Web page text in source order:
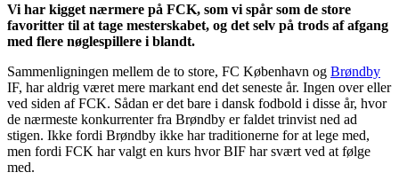
Vi har kigget nærmere på FCK, som vi spår som de store
favoritter til at tage mesterskabet, og det selv på trods af afgang
med flere nøglespillere i blandt.
Sammenligningen mellem de to store, FC København og Brøndby
IF, har aldrig været mere markant end det seneste år. Ingen over eller
ved siden af FCK. Sådan er det bare i dansk fodbold i disse år, hvor
de nærmeste konkurrenter fra Brøndby er faldet trinvist ned ad
stigen. Ikke fordi Brøndby ikke har traditionerne for at lege med,
men fordi FCK har valgt en kurs hvor BIF har svært ved at følge
med.